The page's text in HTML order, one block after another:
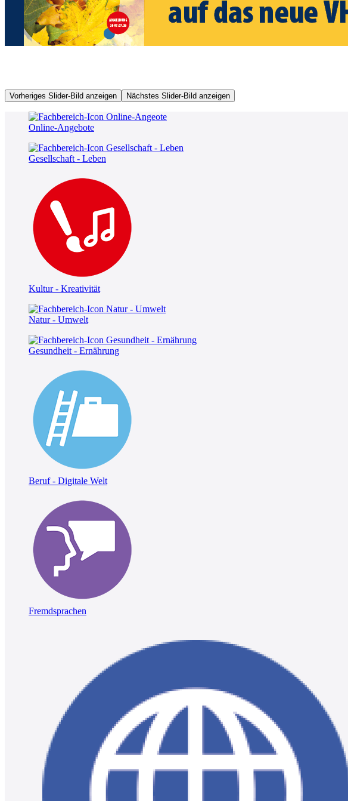
Vorheriges Slider-Bild anzeigen Nächstes Slider-Bild anzeigen
Online-Angebote
Gesellschaft - Leben
Kultur - Kreativität
Natur - Umwelt
Gesundheit - Ernährung
Beruf - Digitale Welt
Fremdsprachen